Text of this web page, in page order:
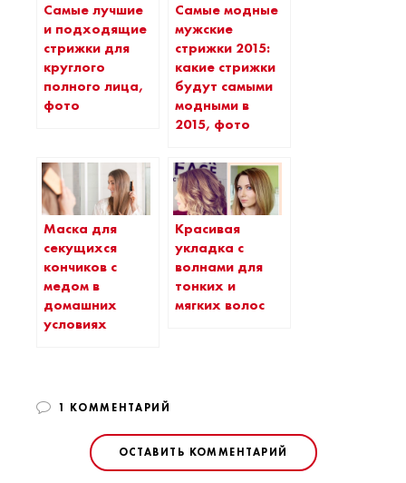
Самые лучшие
и подходящие
стрижки для
круглого
полного лица,
фото
Самые модные
мужские
стрижки 2015:
какие стрижки
будут самыми
модными в
2015, фото
Маска для
секущихся
кончиков с
медом в
домашних
условиях
Красивая
укладка с
волнами для
тонких и
мягких волос
1 КОММЕНТАРИЙ
ОСТАВИТЬ КОММЕНТАРИЙ